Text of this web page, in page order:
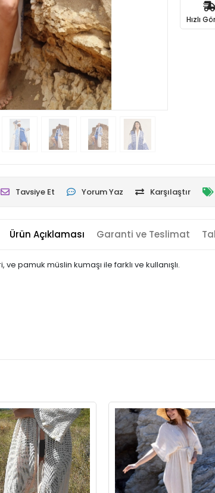
Hızlı
Tavsiye Et Yorum Yaz Karşılaştır
Ürün Açıklaması Garanti ve Teslimat
pamuk müslin kumaşı ile farklı ve kullanışlı.